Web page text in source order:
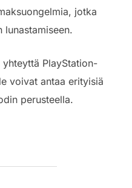
jotka
PlayStation-
voivat antaa erityisiä
perusteella.